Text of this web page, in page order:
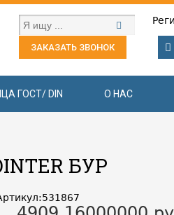
ЗАКАЗАТЬ ЗВОНОК
ГОСТ/ DIN О НАС
БУР